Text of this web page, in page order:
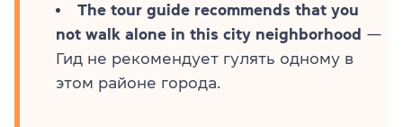
The tour guide recommends that you
not walk alone in this city neighborhood —
Гид не рекомендует гулять одному в
этом районе города.